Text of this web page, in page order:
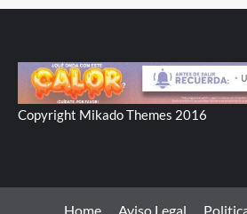
Copyright Mikado Themes 2016
Home Aviso Legal